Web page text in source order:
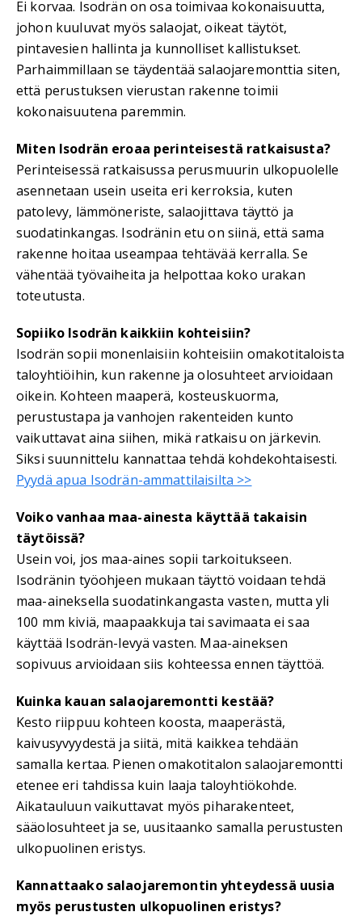
Ei korvaa. Isodrän on osa toimivaa kokonaisuutta,
johon kuuluvat myös salaojat, oikeat täytöt,
pintavesien hallinta ja kunnolliset kallistukset.
Parhaimmillaan se täydentää salaojaremonttia siten,
että perustuksen vierustan rakenne toimii
kokonaisuutena paremmin.
Miten Isodrän eroaa perinteisestä ratkaisusta?
Perinteisessä ratkaisussa perusmuurin ulkopuolelle
asennetaan usein useita eri kerroksia, kuten
patolevy, lämmöneriste, salaojittava täyttö ja
suodatinkangas. Isodränin etu on siinä, että sama
rakenne hoitaa useampaa tehtävää kerralla. Se
vähentää työvaiheita ja helpottaa koko urakan
toteutusta.
Sopiiko Isodrän kaikkiin kohteisiin?
Isodrän sopii monenlaisiin kohteisiin omakotitaloista
taloyhtiöihin, kun rakenne ja olosuhteet arvioidaan
oikein. Kohteen maaperä, kosteuskuorma,
perustustapa ja vanhojen rakenteiden kunto
vaikuttavat aina siihen, mikä ratkaisu on järkevin.
Siksi suunnittelu kannattaa tehdä kohdekohtaisesti.
Pyydä apua Isodrän-ammattilaisilta >>
Voiko vanhaa maa-ainesta käyttää takaisin
täytöissä?
Usein voi, jos maa-aines sopii tarkoitukseen.
Isodränin työohjeen mukaan täyttö voidaan tehdä
maa-aineksella suodatinkangasta vasten, mutta yli
100 mm kiviä, maapaakkuja tai savimaata ei saa
käyttää Isodrän-levyä vasten. Maa-aineksen
sopivuus arvioidaan siis kohteessa ennen täyttöä.
Kuinka kauan salaojaremontti kestää?
Kesto riippuu kohteen koosta, maaperästä,
kaivusyvyydestä ja siitä, mitä kaikkea tehdään
samalla kertaa. Pienen omakotitalon salaojaremontti
etenee eri tahdissa kuin laaja taloyhtiökohde.
Aikatauluun vaikuttavat myös piharakenteet,
sääolosuhteet ja se, uusitaanko samalla perustusten
ulkopuolinen eristys.
Kannattaako salaojaremontin yhteydessä uusia
myös perustusten ulkopuolinen eristys?